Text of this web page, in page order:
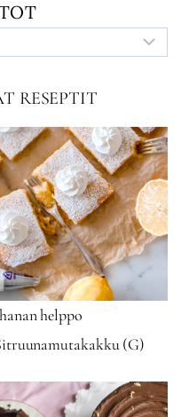
RESEPTIT
helppo
(G)